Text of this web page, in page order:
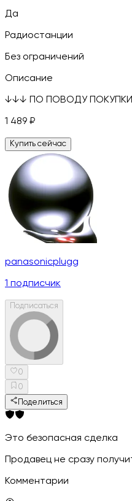
Да
Радиостанции
Без ограничений
Описание
↓↓↓ ПО ПОВОДУ ПОКУПКИ
1 489 ₽
Купить сейчас
panasonicplugg
1 подписчик
Подписаться
0
0
Поделиться
Это безопасная сделка
Продавец не сразу
Комментарии